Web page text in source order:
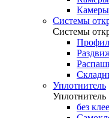
Камеры
Системы
Системы
Уплотнитель
Уплотнитель
без